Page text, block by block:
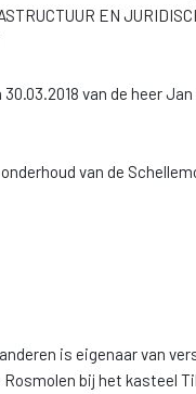
EN
van de heer Jan
van de
is eigenaar van
bij het kasteel